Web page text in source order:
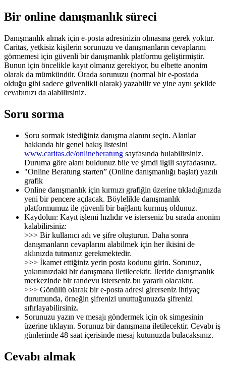
Bir online danışmanlık süreci
Danışmanlık almak için e-posta adresinizin olmasına gerek yoktur.
Caritas, yetkisiz kişilerin sorunuzu ve danışmanların cevaplarını
görmemesi için güvenli bir danışmanlık platformu geliştirmiştir.
Bunun için öncelikle kayıt olmanız gerekiyor, bu elbette anonim
olarak da mümkündür. Orada sorunuzu (normal bir e-postada
olduğu gibi sadece güvenlikli olarak) yazabilir ve yine aynı şekilde
cevabınızı da alabilirsiniz.
Soru sorma
Soru sormak istediğiniz danışma alanını seçin. Alanlar
hakkında bir genel bakış listesini
www.caritas.de/onlineberatung sayfasında bulabilirsiniz.
Duruma göre alanı buldunuz bile ve şimdi ilgili sayfadasınız.
"Online Beratung starten” (Online danışmanlığı başlat) yazılı
grafik
Online danışmanlık için kırmızı grafiğin üzerine tıkladığınızda
yeni bir pencere açılacak. Böylelikle danışmanlık
platformumuz ile güvenli bir bağlantı kurmuş oldunuz.
Kaydolun: Kayıt işlemi hızlıdır ve isterseniz bu sırada anonim
kalabilirsiniz:
>>> Bir kullanıcı adı ve şifre oluşturun. Daha sonra
danışmanların cevaplarını alabilmek için her ikisini de
aklınızda tutmanız gerekmektedir.
>>> İkamet ettiğiniz yerin posta kodunu girin. Sorunuz,
yakınınızdaki bir danışmana iletilecektir. İleride danışmanlık
merkezinde bir randevu isterseniz bu yararlı olacaktır.
>>> Gönüllü olarak bir e-posta adresi girerseniz ihtiyaç
durumunda, örneğin şifrenizi unuttuğunuzda şifrenizi
sıfırlayabilirsiniz.
Sorunuzu yazın ve mesajı göndermek için ok simgesinin
üzerine tıklayın. Sorunuz bir danışmana iletilecektir. Cevabı iş
günlerinde 48 saat içerisinde mesaj kutunuzda bulacaksınız.
Cevabı almak